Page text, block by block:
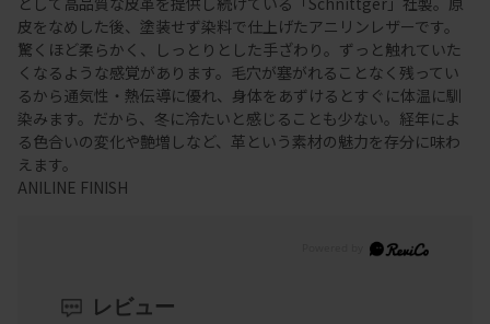
皮をなめした後、塗装せず染料で仕上げたアニリンレザーです。
驚くほど柔らかく、しっとりとした手ざわり。ずっと触れていた
くなるような感覚があります。毛穴が塞がれることなく残ってい
るから通気性・熱伝導に優れ、身体をあずけるとすぐに体温に馴
染みます。だから、冬に冷たいと感じることも少ない。経年によ
る色合いの変化や艶増しなど、革という素材の魅力を存分に味わ
えます。
ANILINE FINISH
レビュー